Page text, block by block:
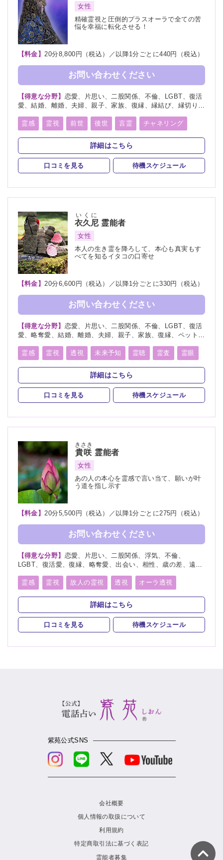
女性
精確霊視と圧倒的プラスオーラで全ての苦
悩を幸福に転化させる！
【料金】 20分8,800円（税込）／以降1分ごとに440円（税込）
お問い合わせください
【得意な分野】 恋愛、片思い、二股関係、不倫、LGBT、復活
愛、結婚、離婚、夫婦、親子、家族、復縁、縁結び、縁切り、
介護、健康、金運、仕事、引越し、開運、教育、過去、浮気、
総合運、運勢、心霊相談、命名、改名
霊感 霊視 前世 後世 言霊 チャネリング
オーラリーディング 守護霊 縁結び 縁切り
祈願 祈祷 波動修正 チャクラ
スピリチュアルカウンセリング 霊符
詳細はこちら
口コミを見る 待機スケジュール
衣久尼
いくに
霊能者
女性
本人の生き霊を降ろして、本心も真実もす
べてを知るイタコの口寄せ
【料金】 20分6,600円（税込）／以降1分ごとに330円（税込）
お問い合わせください
【得意な分野】 恋愛、片思い、二股関係、不倫、LGBT、復活
愛、略奪愛、結婚、離婚、夫婦、親子、家族、復縁、ペット、
転職、適職、縁結び、縁切り
霊感 霊視 透視 未来予知 霊聴 霊査 霊眼
前世 後世 言霊 神通力 守護霊 背後霊
死者霊の降霊 除霊 浄霊 祈願 祈祷 波動修正
詳細はこちら
口コミを見る 待機スケジュール
貴咲
きさき
霊能者
女性
あの人の本心を霊感で言い当て、願いが叶
う道を指し示す
【料金】 20分5,500円（税込）／以降1分ごとに275円（税込）
お問い合わせください
【得意な分野】 恋愛、片思い、二股関係、浮気、不倫、
LGBT、復活愛、復縁、略奪愛、出会い、相性、歳の差、遠距
教育、介護、進路、学業、仕事、就職、天職、転職、適職、人
間関係、人生相談、健康、開運、故人、相手の気持ち、総合
運、運勢、過去、未来、将来、心霊写真、改名、ペット、カル
マ、パラレルワールド
霊感 霊視 故人の霊視 透視 オーラ透視
未来予知 霊聴 神通力 守護霊 チャネリング
オーラリーディング スピリチュアルカウンセリング
チャクラ 言霊 サイキック
アカシックリーディング サイキックリーディング
詳細はこちら
口コミを見る 待機スケジュール
紫苑公式SNS
会社概要
個人情報の取扱について
利用規約
特定商取引法に基づく表記
霊能者募集